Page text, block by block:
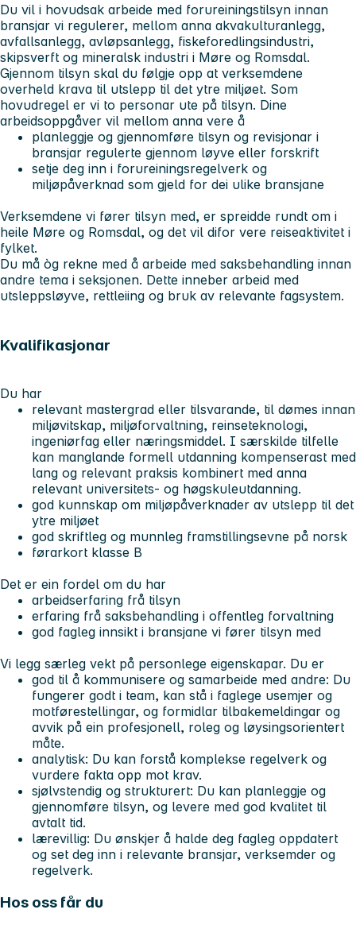
Du vil i hovudsak arbeide med forureiningstilsyn innan
bransjar vi regulerer, mellom anna akvakulturanlegg,
avfallsanlegg, avløpsanlegg, fiskeforedlingsindustri,
skipsverft og mineralsk industri i Møre og Romsdal.
Gjennom tilsyn skal du følgje opp at verksemdene
overheld krava til utslepp til det ytre miljøet. Som
hovudregel er vi to personar ute på tilsyn. Dine
arbeidsoppgåver vil mellom anna vere å
planleggje og gjennomføre tilsyn og revisjonar i
bransjar regulerte gjennom løyve eller forskrift
setje deg inn i forureiningsregelverk og
miljøpåverknad som gjeld for dei ulike bransjane
Verksemdene vi fører tilsyn med, er spreidde rundt om i
heile Møre og Romsdal, og det vil difor vere reiseaktivitet i
fylket.
Du må òg rekne med å arbeide med saksbehandling innan
andre tema i seksjonen. Dette inneber arbeid med
utsleppsløyve, rettleiing og bruk av relevante fagsystem.
Kvalifikasjonar
Du har
relevant mastergrad eller tilsvarande, til dømes innan
miljøvitskap, miljøforvaltning, reinseteknologi,
ingeniørfag eller næringsmiddel. I særskilde tilfelle
kan manglande formell utdanning kompenserast med
lang og relevant praksis kombinert med anna
relevant universitets- og høgskuleutdanning.
god kunnskap om miljøpåverknader av utslepp til det
ytre miljøet
god skriftleg og munnleg framstillingsevne på norsk
førarkort klasse B
Det er ein fordel om du har
arbeidserfaring frå tilsyn
erfaring frå saksbehandling i offentleg forvaltning
god fagleg innsikt i bransjane vi fører tilsyn med
Vi legg særleg vekt på personlege eigenskapar. Du er
god til å kommunisere og samarbeide med andre: Du
fungerer godt i team, kan stå i faglege usemjer og
motførestellingar, og formidlar tilbakemeldingar og
avvik på ein profesjonell, roleg og løysingsorientert
måte.
analytisk: Du kan forstå komplekse regelverk og
vurdere fakta opp mot krav.
sjølvstendig og strukturert: Du kan planleggje og
gjennomføre tilsyn, og levere med god kvalitet til
avtalt tid.
lærevillig: Du ønskjer å halde deg fagleg oppdatert
og set deg inn i relevante bransjar, verksemder og
regelverk.
Hos oss får du